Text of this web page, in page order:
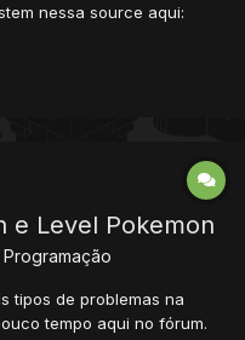
nessa source aqui:
esse erro aqui, não tô
puder dá algumas luz,
e Level Pokemon
Programação
tipos de problemas na
tempo aqui no fórum.